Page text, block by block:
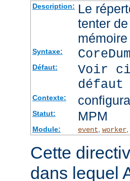
Description: Le
tenter
mémoire
Syntaxe:
Défaut:
Voir
défaut
Contexte:
Statut: MPM
Module: event worker,
Cette
dans lequel